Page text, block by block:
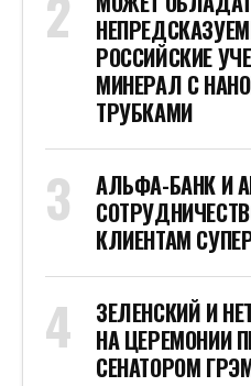
РОССИЙСКИЕ
МИНЕРАЛ С
ТРУБКАМИ
АЛЬФА-БАНК И
КЛИЕНТАМ
ЗЕЛЕНСКИЙ И
НА ЦЕРЕМОНИИ
СЕНАТОРОМ